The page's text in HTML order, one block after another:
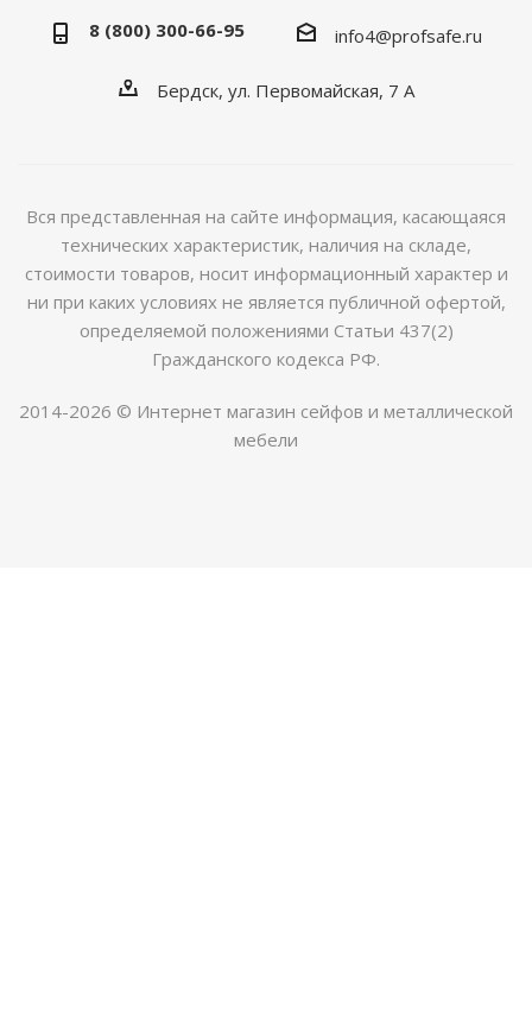
8 (800) 300-66-95 info4@profsafe.ru
Бердск, ул. Первомайская, 7 А
Вся представленная на сайте информация, касающаяся
технических характеристик, наличия на складе,
стоимости товаров, носит информационный характер и
ни при каких условиях не является публичной офертой,
определяемой положениями Статьи 437(2)
Гражданского кодекса РФ.
2014-2026 © Интернет магазин сейфов и металлической
мебели